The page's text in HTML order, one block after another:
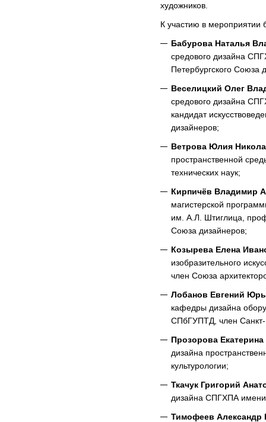
художников.
К участию в
Бабурова Наталья
средового дизайна
Петербургского Союза
Веселицкий Олег
средового дизайна
кандидат
дизайнеров;
Ветрова Юлия
пространственной
технических наук;
Кирпичёв Владимир
магистерской
им. А.Л. Штиглица,
Союза дизайнеров;
Козырева Елена
изобразительного
член Союза
Лобанов Евгений
кафедры дизайна
СПбГУПТД, член Санкт-
Прозорова
дизайна
культурологии;
Ткачук Григорий
дизайна СПГХПА
Тимофеев Александр